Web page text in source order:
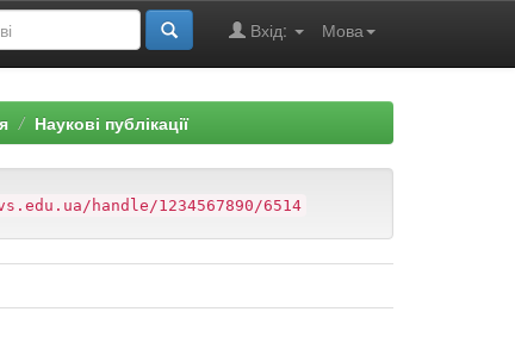
Мова
Вхід:
Наукові публікації
handle/1234567890/6514